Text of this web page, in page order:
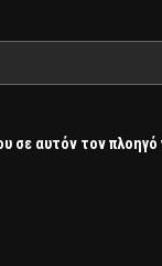
σε αυτόν τον